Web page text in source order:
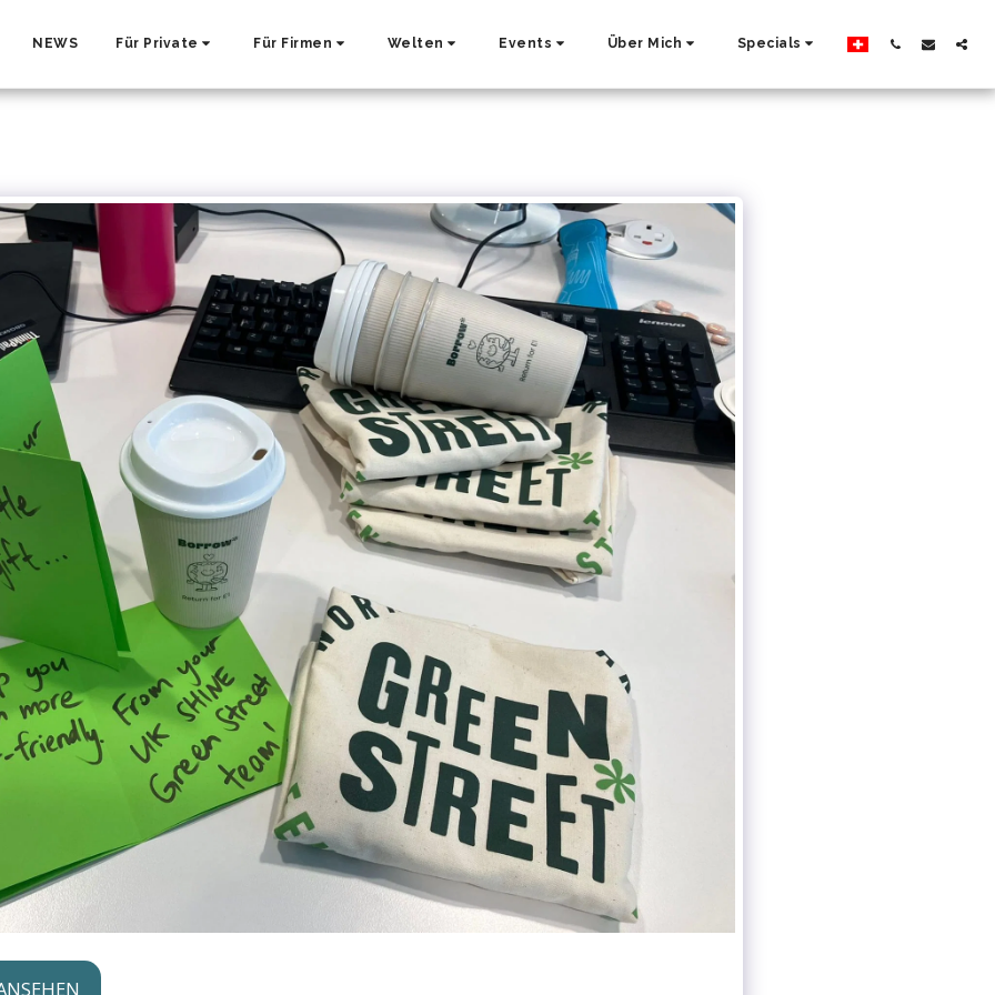
NEWS Für Private Für Firmen Welten Events Über Mich Specials